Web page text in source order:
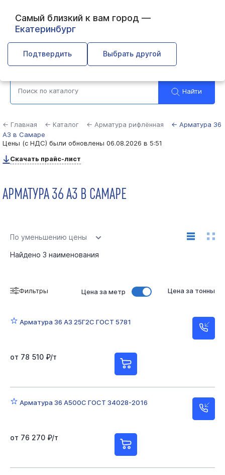
Самый близкий к вам город —
Екатеринбург
Подтвердить Выбрать другой
Самара
Найти
← Главная ← Каталог ← Арматура рифлённая
← Арматура 36
А3 в Самаре
Цены (с НДС) были обновлены 06.08.2026 в 5:51
Скачать прайс-лист
АРМАТУРА 36 А3 В САМАРЕ
По уменьшению цены
Найдено 3 наименования
Фильтры Цена за метр Цена за тонны
Арматура 36 А3 25Г2С ГОСТ 5781
от 78 510 ₽/т
Арматура 36 А500С ГОСТ 34028-2016
от 76 270 ₽/т